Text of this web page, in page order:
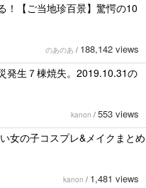
！【ご当地珍百景】驚愕の10
のあのあ / 188,142 views
発生７棟焼失。2019.10.31の
kanon / 553 views
女の子コスプレ&メイクまとめ
kanon / 1,481 views